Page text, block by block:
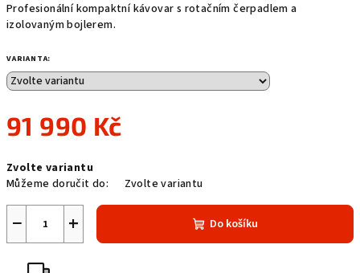
Profesionální kompaktní kávovar s rotačním čerpadlem a
izolovaným bojlerem.
VARIANTA:
91 990 Kč
cena:
Zvolte variantu
Můžeme doručit do:
Zvolte variantu
+
− Do košíku